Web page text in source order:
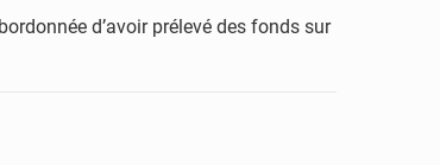
d’avoir prélevé des fonds sur